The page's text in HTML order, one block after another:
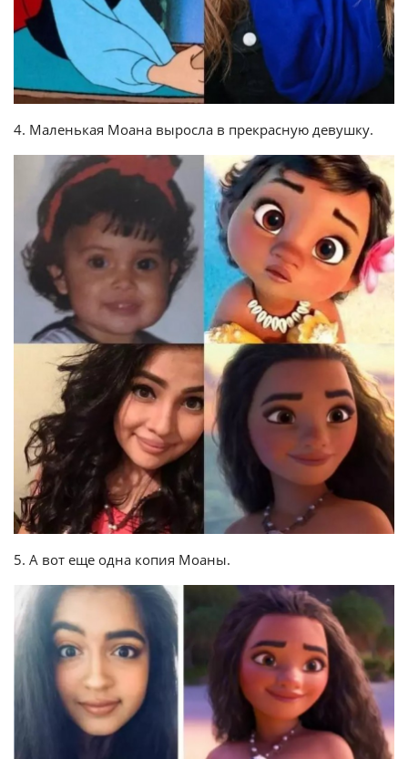
4. Маленькая Моана выросла в прекрасную девушку.
5. А вот еще одна копия Моаны.